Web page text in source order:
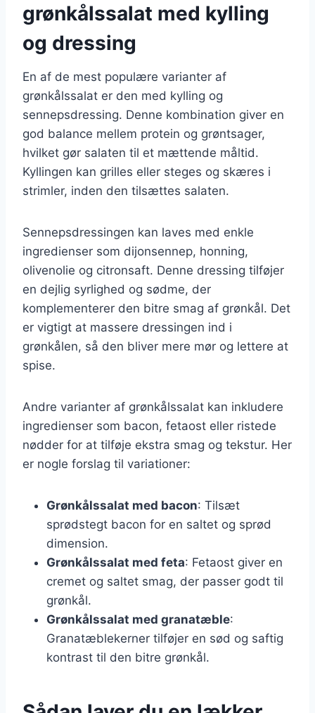
grønkålssalat med kylling
og dressing
En af de mest populære varianter af
grønkålssalat er den med kylling og
sennepsdressing. Denne kombination giver en
god balance mellem protein og grøntsager,
hvilket gør salaten til et mættende måltid.
Kyllingen kan grilles eller steges og skæres i
strimler, inden den tilsættes salaten.
Sennepsdressingen kan laves med enkle
ingredienser som dijonsennep, honning,
olivenolie og citronsaft. Denne dressing tilføjer
en dejlig syrlighed og sødme, der
komplementerer den bitre smag af grønkål. Det
er vigtigt at massere dressingen ind i
grønkålen, så den bliver mere mør og lettere at
spise.
Andre varianter af grønkålssalat kan inkludere
ingredienser som bacon, fetaost eller ristede
nødder for at tilføje ekstra smag og tekstur. Her
er nogle forslag til variationer:
Grønkålssalat med bacon: Tilsæt
sprødstegt bacon for en saltet og sprød
dimension.
Grønkålssalat med feta: Fetaost giver en
cremet og saltet smag, der passer godt til
grønkål.
Grønkålssalat med granatæble:
Granatæblekerner tilføjer en sød og saftig
kontrast til den bitre grønkål.